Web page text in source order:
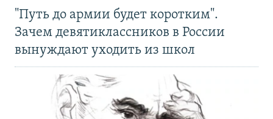
"Путь до армии будет коротким".
Зачем девятиклассников в России
вынуждают уходить из школ